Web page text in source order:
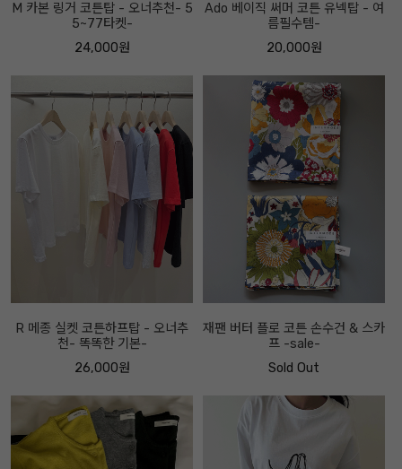
M 카본 링거 코튼탑 - 오너추천- 5
5~77타켓-
24,000원
Ado 베이직 써머 코튼 유넥탑 - 여
름필수템-
20,000원
R 메종 실켓 코튼하프탑 - 오너추
천- 똑똑한 기본-
26,000원
재팬 버터 플로 코튼 손수건 & 스카
프 -sale-
Sold Out